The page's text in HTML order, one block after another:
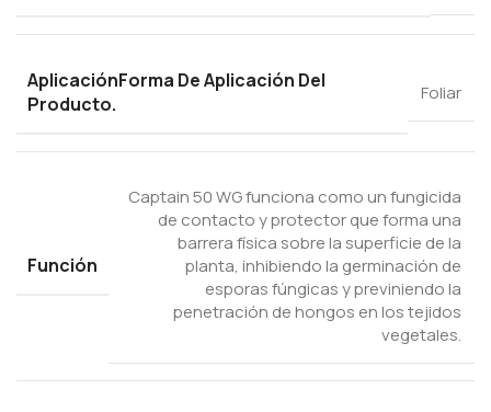
AplicaciónForma De Aplicación Del
Producto.
Foliar
Función
Captain 50 WG funciona como un fungicida
de contacto y protector que forma una
barrera física sobre la superficie de la
planta, inhibiendo la germinación de
esporas fúngicas y previniendo la
penetración de hongos en los tejidos
vegetales.